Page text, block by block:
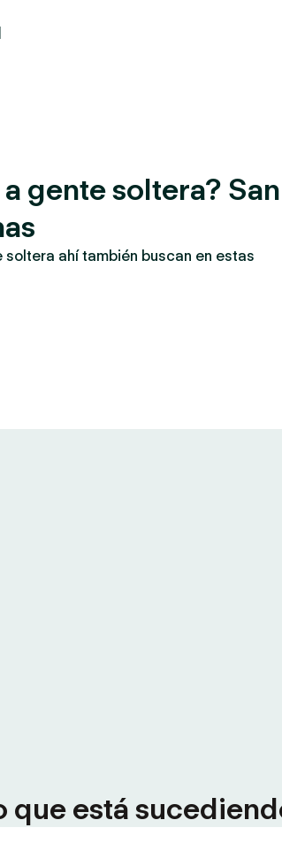
gente soltera? San
ahí también buscan en estas
que está